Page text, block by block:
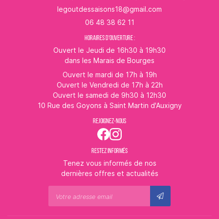
06 48 38 62 11
HORAIRES D'OUVERTURE :
Ouvert le Jeudi de 16h30 à 19h30
dans les Marais de Bourges
Ouvert le mardi de 17h à 19h
Ouvert le Vendredi de 17h à 22h
Ouvert le samedi de 9h30 à 12h30
10 Rue des Goyons à Saint Martin d'Auxigny
REJOIGNEZ-NOUS
RESTEZ INFORMÉS
Tenez vous informés de nos
dernières offres et actualités